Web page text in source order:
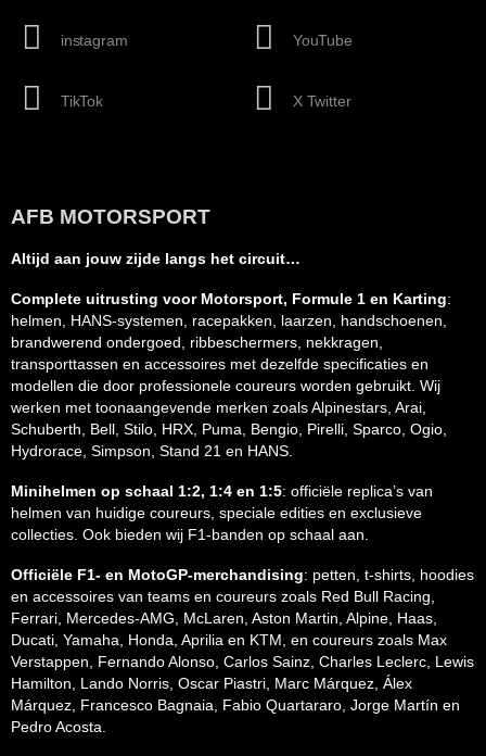
instagram
TikTok
YouTube
X Twitter
AFB MOTORSPORT
Altijd aan jouw zijde langs het circuit…
Complete uitrusting voor Motorsport, Formule 1 en Karting:
helmen, HANS-systemen, racepakken, laarzen, handschoenen,
brandwerend ondergoed, ribbeschermers, nekkragen,
transporttassen en accessoires met dezelfde specificaties en
modellen die door professionele coureurs worden gebruikt. Wij
werken met toonaangevende merken zoals Alpinestars, Arai,
Schuberth, Bell, Stilo, HRX, Puma, Bengio, Pirelli, Sparco, Ogio,
Hydrorace, Simpson, Stand 21 en HANS.
Minihelmen op schaal 1:2, 1:4 en 1:5: officiële replica’s van
helmen van huidige coureurs, speciale edities en exclusieve
collecties. Ook bieden wij F1-banden op schaal aan.
Officiële F1- en MotoGP-merchandising: petten, t-shirts, hoodies
en accessoires van teams en coureurs zoals Red Bull Racing,
Ferrari, Mercedes-AMG, McLaren, Aston Martin, Alpine, Haas,
Ducati, Yamaha, Honda, Aprilia en KTM, en coureurs zoals Max
Verstappen, Fernando Alonso, Carlos Sainz, Charles Leclerc, Lewis
Hamilton, Lando Norris, Oscar Piastri, Marc Márquez, Álex
Márquez, Francesco Bagnaia, Fabio Quartararo, Jorge Martín en
Pedro Acosta.